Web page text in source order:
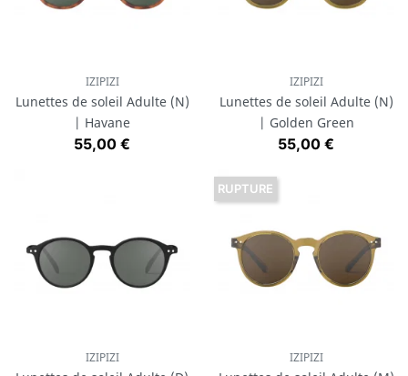
IZIPIZI
Lunettes de soleil Adulte (N)
| Havane
Prix
55,00 €
IZIPIZI
Lunettes de soleil Adulte (N)
| Golden Green
Prix
55,00 €
IZIPIZI IZIPIZI
RUPTURE